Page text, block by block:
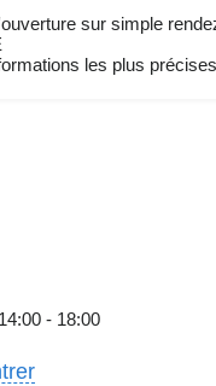
sur simple
les plus
- 18:00